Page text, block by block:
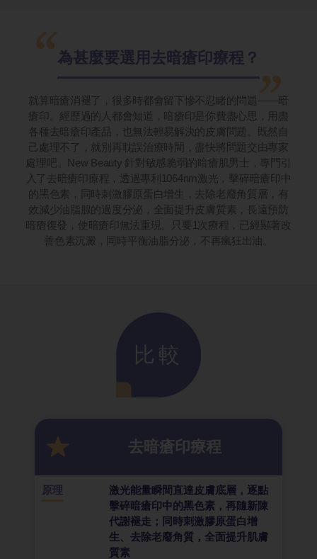
為甚麼要選用去暗瘡印療程？
就算暗瘡消褪了，很多時都會留下慘不忍睹的問題——暗
瘡印。經歷過的人都會知道，暗瘡印是你費盡心思，用盡
各種去暗瘡印產品，也無法輕易解決的皮膚問題。既然自
己處理不了，就別再耽誤治療時間，盡快將問題交由專家
處理吧。New Beauty 針對敏感脆弱的暗瘡肌男士，專門引
入了去暗瘡印療程，透過專利1064nm激光，擊碎暗瘡印中
的黑色素，同時刺激膠原蛋白增生，去除老廢角質層，有
效減少油脂腺的過度分泌，全面提升皮膚質素，長遠預防
暗瘡復發，使暗瘡印無法重現。只要1次療程，已經顯著改
善色素沉澱，同時平衡油脂分泌，不再瘋狂出油。
比較
去暗瘡印療程
原理
激光能量瞬間直達皮膚底層，逐點
擊碎暗瘡印中的黑色素，再隨新陳
代謝褪走；同時刺激膠原蛋白增
生、去除老廢角質，全面提升肌膚
質素